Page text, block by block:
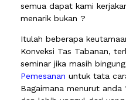
semua dapat kami
menarik bukan ?
Itulah beberapa
Konveksi Tas Tabanan,
seminar jika masih
Pemesanan untuk tata
Bagaimana menurut